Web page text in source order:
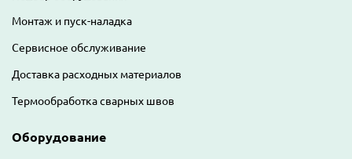
Монтаж и пуск-наладка
Сервисное обслуживание
Доставка расходных материалов
Термообработка сварных швов
Оборудование